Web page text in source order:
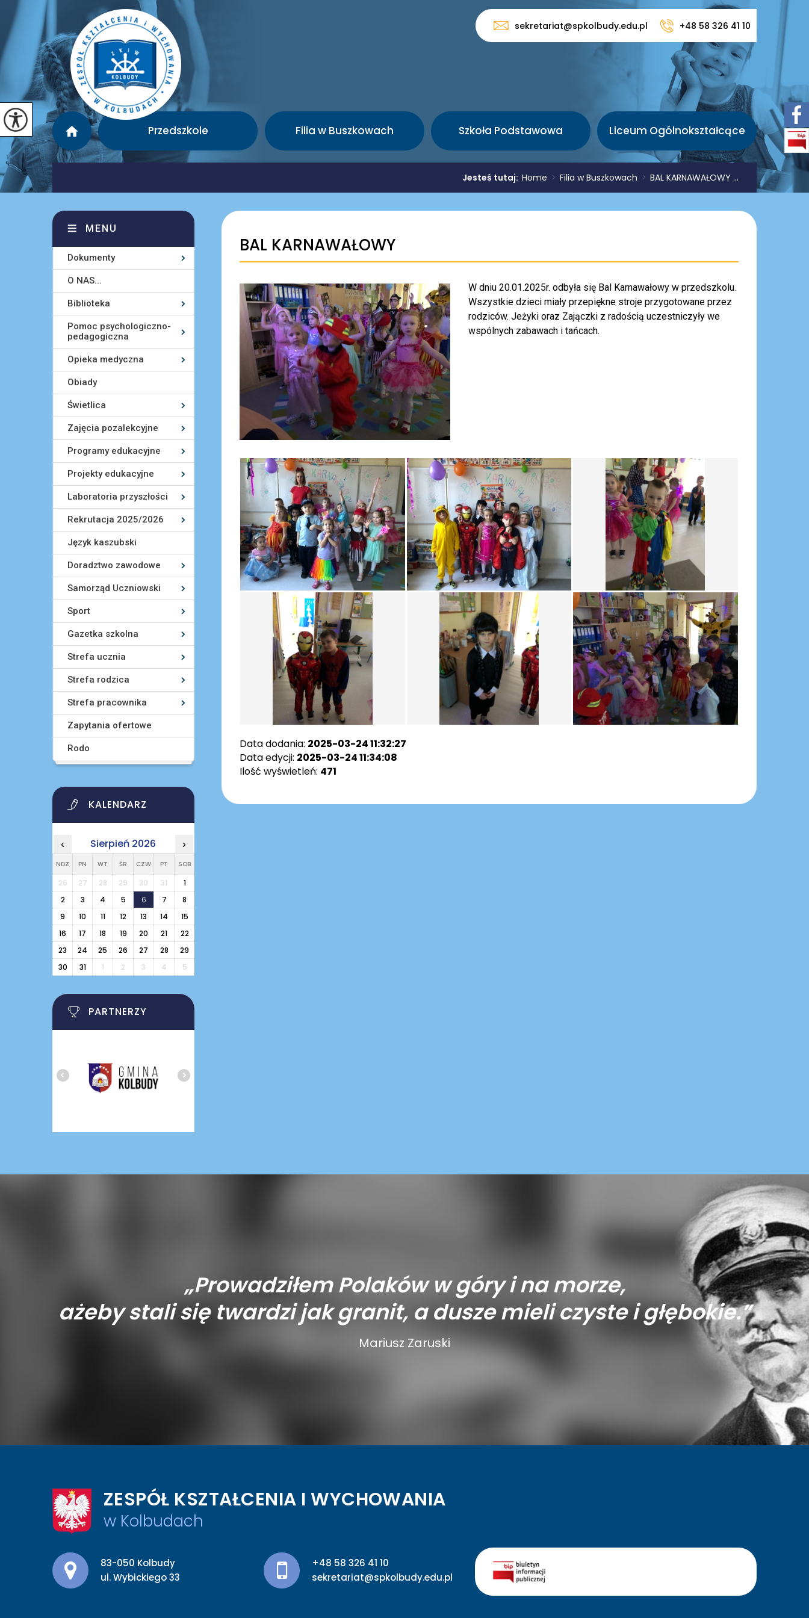
sekretariat@spkolbudy.edu.pl +48 58 326 41 10
Przedszkole Filia w Buszkowach Szkoła Podstawowa Liceum Ogólnokształcące
Jesteś tutaj: Home > Filia w Buszkowach > BAL KARNAWAŁOWY ...
BAL KARNAWAŁOWY
W dniu 20.01.2025r. odbyła się Bal Karnawałowy w przedszkolu.
Wszystkie dzieci miały przepiękne stroje przygotowane przez
rodziców. Jeżyki oraz Zajączki z radością uczestniczyły we
wspólnych zabawach i tańcach.
Data dodania: 2025-03-24 11:32:27
Data edycji: 2025-03-24 11:34:08
Ilość wyświetleń: 471
MENU
Dokumenty
O NAS...
Biblioteka
Pomoc psychologiczno-
pedagogiczna
Opieka medyczna
Obiady
Świetlica
Zajęcia pozalekcyjne
Programy edukacyjne
Projekty edukacyjne
Laboratoria przyszłości
Rekrutacja 2025/2026
Język kaszubski
Doradztwo zawodowe
Samorząd Uczniowski
Sport
Gazetka szkolna
Strefa ucznia
Strefa rodzica
Strefa pracownika
Zapytania ofertowe
Rodo
KALENDARZ
‹ Sierpień 2026 ›
NDZ PN WT ŚR CZW PT SOB
26 27 28 29 30 31
1
2
3 4 5 6 7
8
9
10 11 12 13 14
15
16
17 18 19 20 21
22
23
24 25 26 27 28
29
30
31 1 2 3 4 5
PARTNERZY
„Prowadziłem Polaków w góry i na morze,
ażeby stali się twardzi jak granit, a dusze mieli czyste i głębokie.”
Mariusz Zaruski
ZESPÓŁ KSZTAŁCENIA I WYCHOWANIA
w Kolbudach
Adres pocztowy:
83-050 Kolbudy
ul. Wybickiego 33
+48 58 326 41 10
sekretariat@spkolbudy.edu.pl